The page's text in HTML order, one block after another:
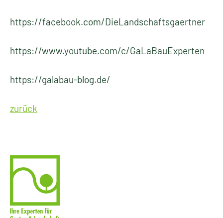
https://facebook.com/DieLandschaftsgaertner
https://www.youtube.com/c/GaLaBauExperten
https://galabau-blog.de/
zurück